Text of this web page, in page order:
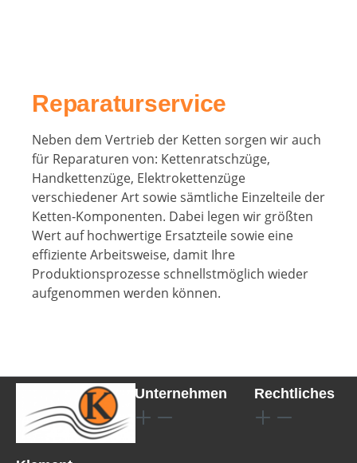
Reparaturservice
Neben dem Vertrieb der Ketten sorgen wir auch
für Reparaturen von: Kettenratschzüge,
Handkettenzüge, Elektrokettenzüge
verschiedener Art sowie sämtliche Einzelteile der
Ketten-Komponenten. Dabei legen wir größten
Wert auf hochwertige Ersatzteile sowie eine
effiziente Arbeitsweise, damit Ihre
Produktionsprozesse schnellstmöglich wieder
aufgenommen werden können.
Unternehmen Rechtliches